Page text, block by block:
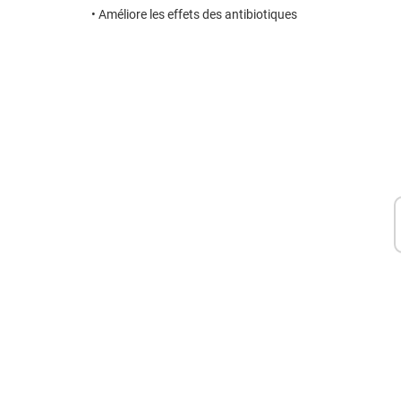
• Améliore les effets des antibiotiques